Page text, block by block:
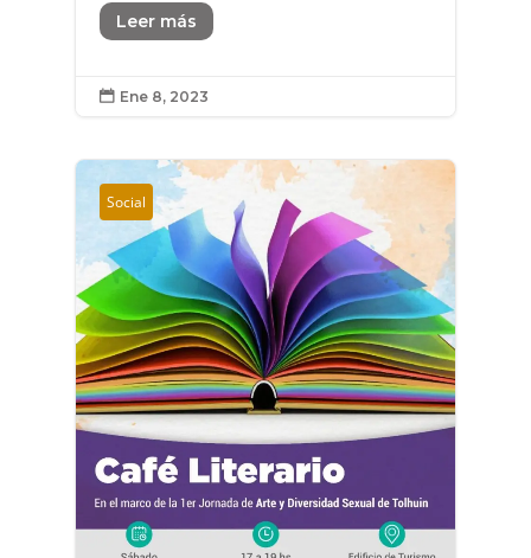
Leer más
 Ene 8, 2023
Social